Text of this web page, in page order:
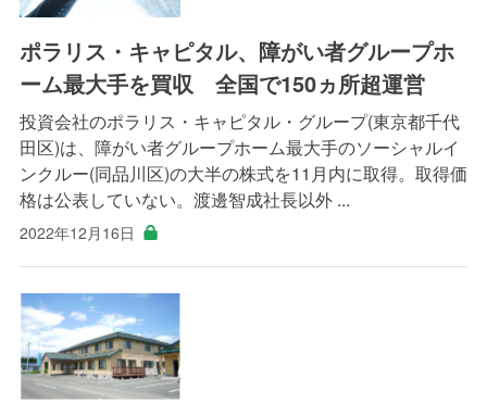
ポラリス・キャピタル、障がい者グループホ
ーム最大手を買収 全国で150ヵ所超運営
投資会社のポラリス・キャピタル・グループ(東京都千代
田区)は、障がい者グループホーム最大手のソーシャルイ
ンクルー(同品川区)の大半の株式を11月内に取得。取得価
格は公表していない。渡邊智成社長以外 ...
2022年12月16日